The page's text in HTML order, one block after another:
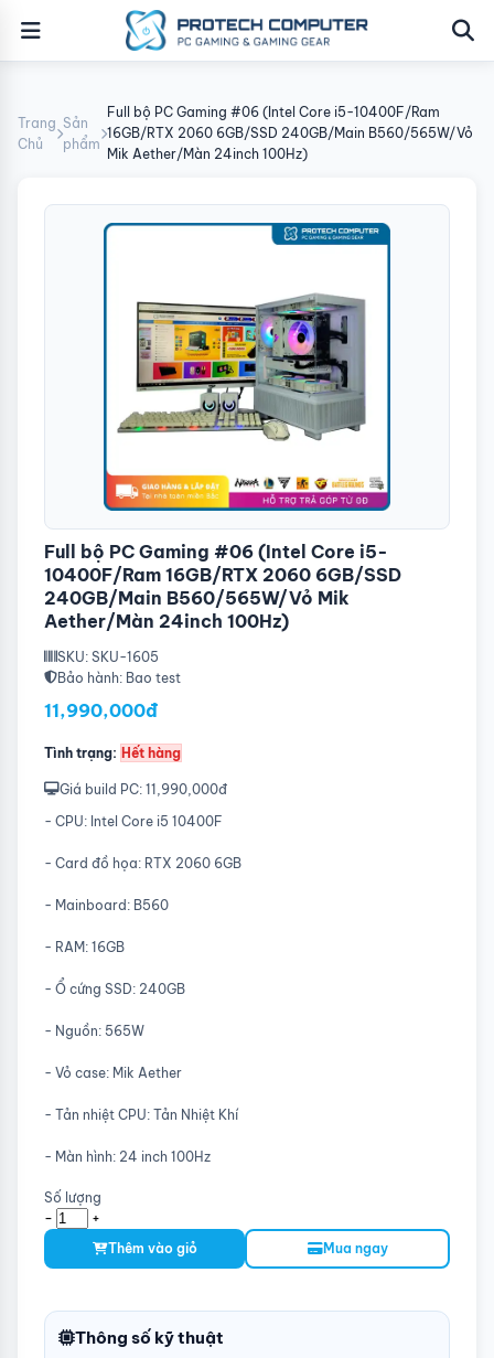
Trang
Chủ
Sản
phẩm
Full bộ PC Gaming #06 (Intel Core i5-10400F/Ram
16GB/RTX 2060 6GB/SSD 240GB/Main B560/565W/Vỏ
Mik Aether/Màn 24inch 100Hz)
Full bộ PC Gaming #06 (Intel Core i5-
10400F/Ram 16GB/RTX 2060 6GB/SSD
240GB/Main B560/565W/Vỏ Mik
Aether/Màn 24inch 100Hz)
SKU: SKU-1605
Bảo hành: Bao test
11,990,000đ
Tình trạng: Hết hàng
Giá build PC: 11,990,000đ
- CPU: Intel Core i5 10400F
- Card đồ họa: RTX 2060 6GB
- Mainboard: B560
- RAM: 16GB
- Ổ cứng SSD: 240GB
- Nguồn: 565W
- Vỏ case: Mik Aether
- Tản nhiệt CPU: Tản Nhiệt Khí
- Màn hình: 24 inch 100Hz
Số lượng
- +
Thêm vào giỏ Mua ngay
Thông số kỹ thuật